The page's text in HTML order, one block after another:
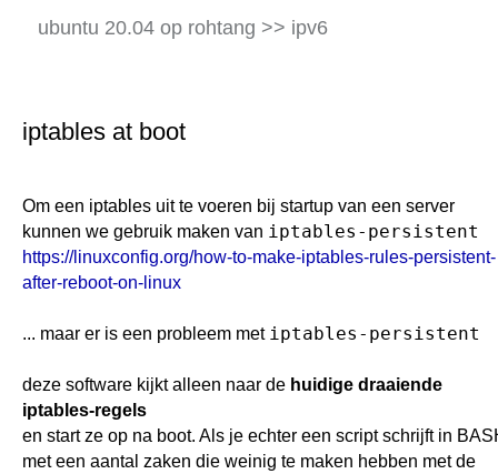
apache2-php-mysql-ubu16.04
destination NAT
squid & squidguard
iptables & squid
shorewall
openvpn (2021)
iptables 2020 vpn (8)
iptables 2020 dns(10)
mail server 2
LDAP install/config
ubuntu 20.04 op rohtang >> ipv6
iptables at boot
Om een iptables uit te voeren bij startup van een server
kunnen we gebruik maken van iptables-persistent
https://linuxconfig.org/how-to-make-iptables-rules-persistent-
after-reboot-on-linux
... maar er is een probleem met iptables-persistent
deze software kijkt alleen naar de huidige draaiende
iptables-regels
en start ze op na boot. Als je echter een script schrijft in
met een aantal zaken die weinig te maken hebben met de